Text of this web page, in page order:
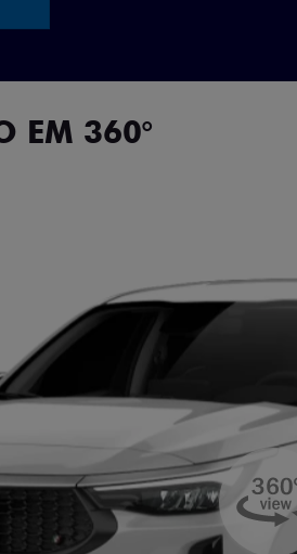
EM 360°